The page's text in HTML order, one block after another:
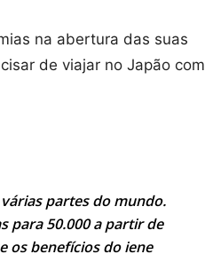
na abertura das suas
de viajar no Japão com
partes do mundo.
para 50.000 a partir de
os benefícios do iene